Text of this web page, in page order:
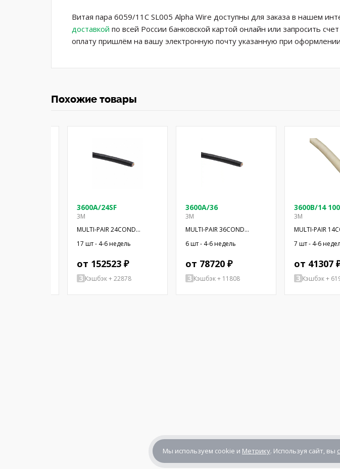
Витая пара 6059/11C SL005 Alpha Wire доступны для заказа в нашем
доставкой по всей России банковской картой онлайн или запросить
оплату пришлём на вашу электронную почту указанную при оформлении
Похожие товары
3600A/24SF
3M
MULTI-PAIR 24COND
28AWG BLK 100'
17 шт - 4-6 недель
от 152523 ₽
Кэшбэк + 22878
3600A/36
3M
MULTI-PAIR 36COND
28AWG BLK 100'
6 шт - 4-6 недель
от 78720 ₽
Кэшбэк + 11808
3600B/14 100
3M
MULTI-PAIR
28AWG 100'
7 шт - 4-6
от 41307
Кэшбэк +
Мы используем cookie и Метрику. Используя сайт, вы